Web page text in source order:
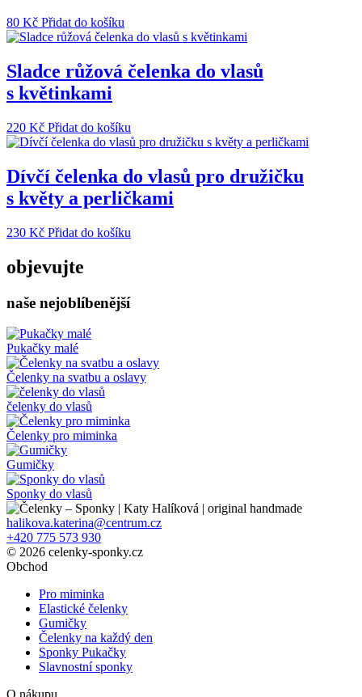
80 Kč Přidat do košíku
Sladce růžová čelenka do vlasů
s květinkami
220 Kč Přidat do košíku
Dívčí čelenka do vlasů pro družičku
s květy a perličkami
230 Kč Přidat do košíku
objevujte
naše nejoblíbenější
Pukačky malé
Čelenky na svatbu a oslavy
čelenky do vlasů
Čelenky pro miminka
Gumičky
Sponky do vlasů
halikova.katerina@centrum.cz
+420 775 573 930
© 2026 celenky-sponky.cz
Obchod
Pro miminka
Elastické čelenky
Gumičky
Čelenky na každý den
Sponky Pukačky
Slavnostní sponky